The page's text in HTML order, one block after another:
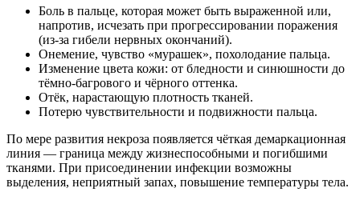
Боль в пальце, которая может быть выраженной или,
напротив, исчезать при прогрессировании поражения
(из‑за гибели нервных окончаний).
Онемение, чувство «мурашек», похолодание пальца.
Изменение цвета кожи: от бледности и синюшности до
тёмно‑багрового и чёрного оттенка.
Отёк, нарастающую плотность тканей.
Потерю чувствительности и подвижности пальца.
По мере развития некроза появляется чёткая демаркационная
линия — граница между жизнеспособными и погибшими
тканями. При присоединении инфекции возможны
выделения, неприятный запах, повышение температуры тела.